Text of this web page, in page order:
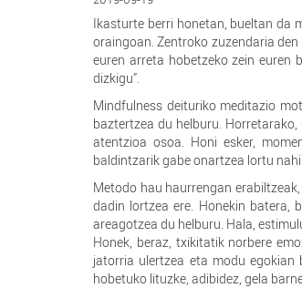
Ikasturte berri honetan, bueltan da
oraingoan. Zentroko zuzendaria
euren arreta hobetzeko zein euren
dizkigu”.
Mindfulness deituriko meditazio
baztertzea du helburu.
atentzioa osoa. Honi esker,
baldintzarik gabe onartzea lortu
Metodo hau haurrengan
dadin lortzea ere. Honekin batera,
areagotzea du helburu. Hala,
Honek, beraz, txikitatik norbere
jatorria ulertzea eta modu egokian
hobetuko lituzke, adibidez, gela